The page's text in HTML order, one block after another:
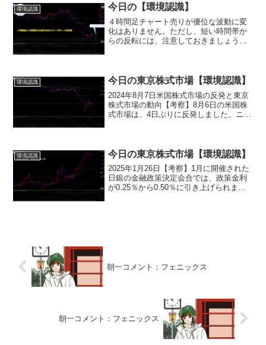
デイトレーダーとしては、...
環境認識 今日の【環境認識】
４時間足チャート売りが優位な波動に変
化はありません。ただし、短い時間帯か
らの反転には、注意しておきましょう。
のセオリーパター...
環境認識 今日の東京株式市場【環境認識】
2024年8月7日米国株式市場の反発と東京
株式市場の動向【考察】8月6日の米国株
式市場は、4日ぶりに反発しました。ニュ
た...
環境認識 今日の東京株式市場【環境認識】
2025年1月26日【考察】1月に開催された
日銀の金融政策決定会合では、政策金利
が0.25％から0.50％に引き上げられまし
朝一コメント：フェニックス
朝一コメント：フェニックス